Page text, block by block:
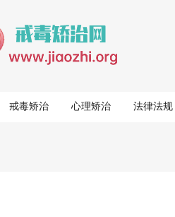
戒毒矫治 心理矫治 法律法规